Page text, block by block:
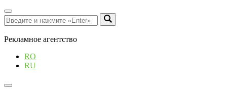
Рекламное агентство
RO
RU